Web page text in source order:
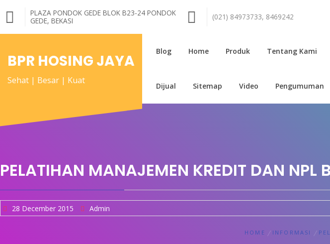
PLAZA PONDOK GEDE BLOK B23-24 PONDOK
GEDE, BEKASI
(021) 84973733, 8469242
BPR HOSING JAYA
Sehat | Besar | Kuat
Blog Home Produk Tentang Kami
Dijual Sitemap Video Pengumuman
PELATIHAN MANAJEMEN KREDIT DAN NPL
28 December 2015 Admin
HOME INFORMASI